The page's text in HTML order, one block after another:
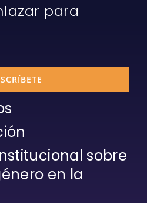
para
sobre
en la